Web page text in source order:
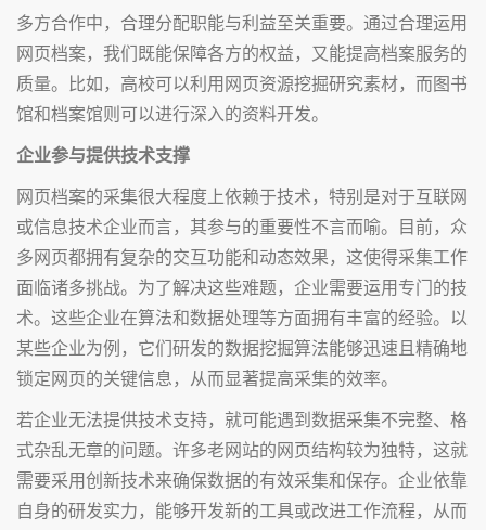
多方合作中，合理分配职能与利益至关重要。通过合理运用
网页档案，我们既能保障各方的权益，又能提高档案服务的
质量。比如，高校可以利用网页资源挖掘研究素材，而图书
馆和档案馆则可以进行深入的资料开发。
企业参与提供技术支撑
网页档案的采集很大程度上依赖于技术，特别是对于互联网
或信息技术企业而言，其参与的重要性不言而喻。目前，众
多网页都拥有复杂的交互功能和动态效果，这使得采集工作
面临诸多挑战。为了解决这些难题，企业需要运用专门的技
术。这些企业在算法和数据处理等方面拥有丰富的经验。以
某些企业为例，它们研发的数据挖掘算法能够迅速且精确地
锁定网页的关键信息，从而显著提高采集的效率。
若企业无法提供技术支持，就可能遇到数据采集不完整、格
式杂乱无章的问题。许多老网站的网页结构较为独特，这就
需要采用创新技术来确保数据的有效采集和保存。企业依靠
自身的研发实力，能够开发新的工具或改进工作流程，从而